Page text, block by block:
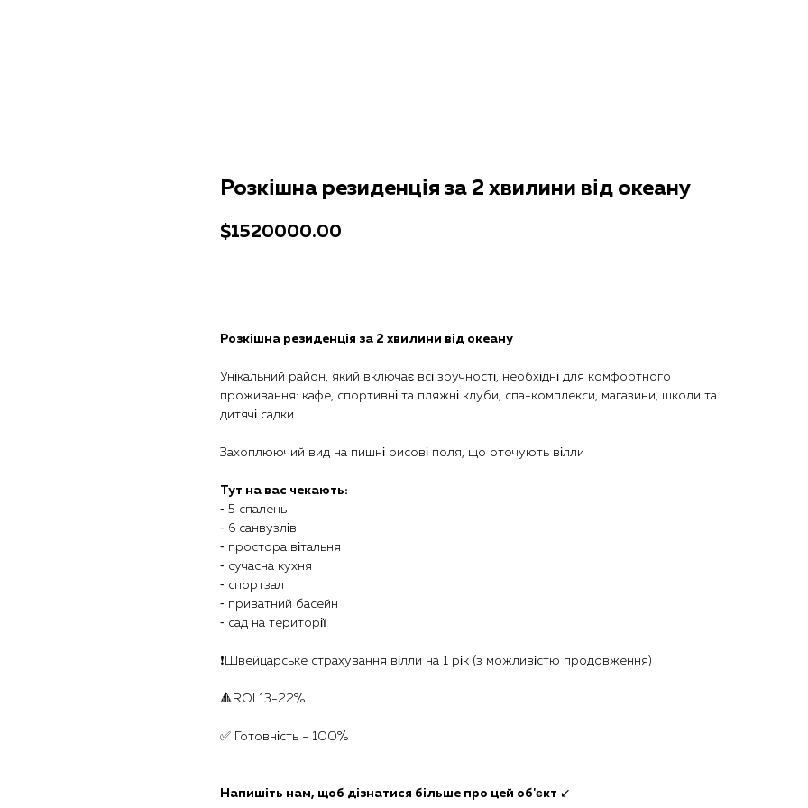
Розкішна резиденція за 2 хвилини від океану
$1520000.00
Розкішна резиденція за 2 хвилини від океану
Унікальний район, який включає всі зручності, необхідні для комфортного
проживання: кафе, спортивні та пляжні клуби, спа-комплекси, магазини, школи та
дитячі садки.
Захоплюючий вид на пишні рисові поля, що оточують вілли
Тут на вас чекають:
⁃ 5 спалень
⁃ 6 санвузлів
⁃ простора вітальня
⁃ сучасна кухня
⁃ спортзал
⁃ приватний басейн
⁃ сад на території
❗️Швейцарське страхування вілли на 1 рік (з можливістю продовження)
🔺ROI 13-22%
✅ Готовність - 100%
Напишіть нам, щоб дізнатися більше про цей об'єкт ↙️